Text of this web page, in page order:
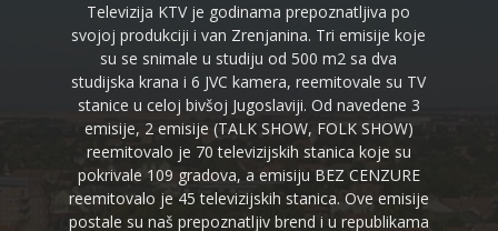
Televizija KTV je godinama prepoznatljiva po
svojoj produkciji i van Zrenjanina. Tri emisije koje
su se snimale u studiju od 500 m2 sa dva
studijska krana i 6 JVC kamera, reemitovale su TV
stanice u celoj bivšoj Jugoslaviji. Od navedene 3
emisije, 2 emisije (TALK SHOW, FOLK SHOW)
reemitovalo je 70 televizijskih stanica koje su
pokrivale 109 gradova, a emisiju BEZ CENZURE
reemitovalo je 45 televizijskih stanica. Ove emisije
postale su naš prepoznatljiv brend i u republikama